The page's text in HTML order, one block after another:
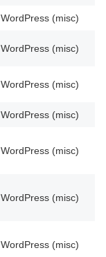
WordPress (misc)
WordPress (misc)
WordPress (misc)
WordPress (misc)
WordPress (misc)
WordPress (misc)
WordPress (misc)